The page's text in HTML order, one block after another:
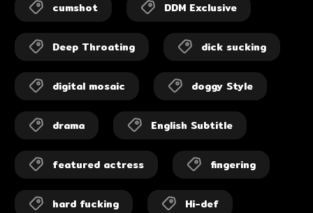
cumshot DDM Exclusive
Deep Throating dick sucking
digital mosaic doggy Style
drama English Subtitle
featured actress fingering
hard fucking Hi-def